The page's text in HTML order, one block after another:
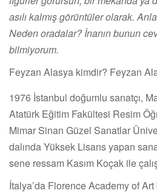
asılı kalmış görüntüler olarak.
Neden oradalar? İnanın bunun
bilmiyorum.
Feyzan Alasya kimdir? Feyzan
1976 İstanbul doğumlu sanatçı,
Atatürk Eğitim Fakültesi Resim
Mimar Sinan Güzel Sanatlar
dalında Yüksek Lisans yapan
sene ressam Kasım Koçak ile
İtalya’da Florence Academy of